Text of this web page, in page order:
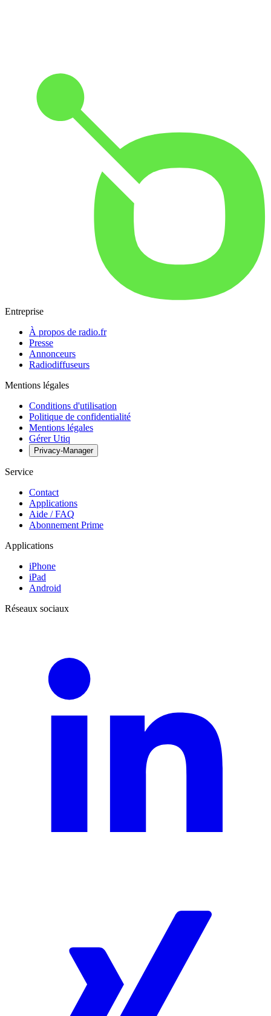
Entreprise
À propos de radio.fr
Presse
Annonceurs
Radiodiffuseurs
Mentions légales
Conditions d'utilisation
Politique de confidentialité
Mentions légales
Gérer Utiq
Privacy-Manager
Service
Contact
Applications
Aide / FAQ
Abonnement Prime
Applications
iPhone
iPad
Android
Réseaux sociaux